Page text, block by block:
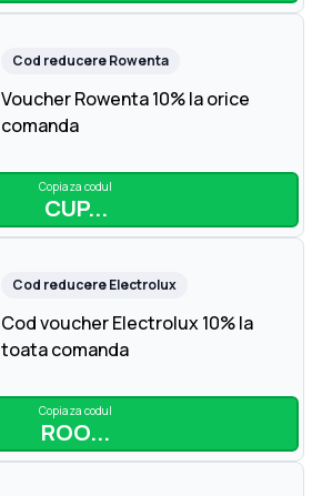
Cod reducereRowenta
Voucher Rowenta 10% la orice
comanda
Copiaza codul
CUP...
Cod reducereElectrolux
Cod voucher Electrolux 10% la
toata comanda
Copiaza codul
ROO...